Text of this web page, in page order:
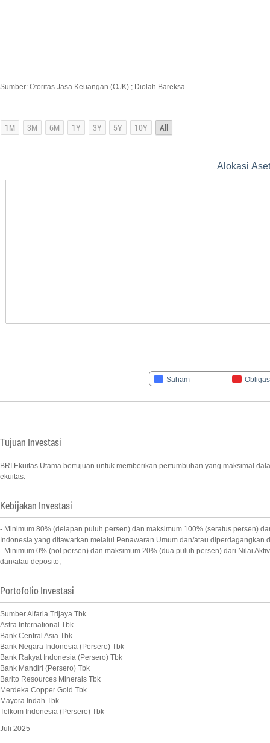
Sumber: Otoritas Jasa Keuangan (OJK) ; Diolah Bareksa
Alokasi
Saham
Tujuan Investasi
BRI Ekuitas Utama bertujuan untuk memberikan pertumbuhan yang maksimal
ekuitas.
Kebijakan Investasi
- Minimum 80% (delapan puluh persen) dan maksimum 100% (seratus persen)
Indonesia yang ditawarkan melalui Penawaran Umum dan/atau diperdagangkan
- Minimum 0% (nol persen) dan maksimum 20% (dua puluh persen) dari Nilai
dan/atau deposito;
Portofolio Investasi
Sumber Alfaria Trijaya Tbk
Astra International Tbk
Bank Central Asia Tbk
Bank Negara Indonesia (Persero) Tbk
Bank Rakyat Indonesia (Persero) Tbk
Bank Mandiri (Persero) Tbk
Barito Resources Minerals Tbk
Merdeka Copper Gold Tbk
Mayora Indah Tbk
Telkom Indonesia (Persero) Tbk
Juli 2025